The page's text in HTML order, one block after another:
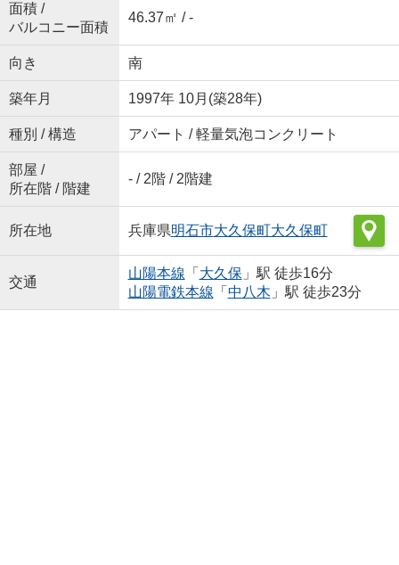
面積 /
バルコニー面積
46.37㎡ / -
向き 南
築年月 1997年 10月(築28年)
種別 / 構造 アパート / 軽量気泡コンクリート
部屋 /
所在階 / 階建
- / 2階 / 2階建
所在地 兵庫県明石市大久保町大久保町
交通
山陽本線 「 大久保 」駅 徒歩16分
山陽電鉄本線 「 中八木 」駅 徒歩23分